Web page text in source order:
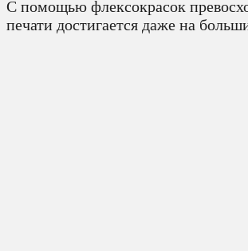
С помощью флексокрасок
печати достигается даже на